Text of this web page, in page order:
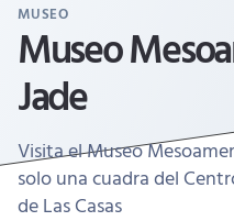
MUSEO
Museo
Jade
Visita el Museo
solo una cuadra del
de Las Casas